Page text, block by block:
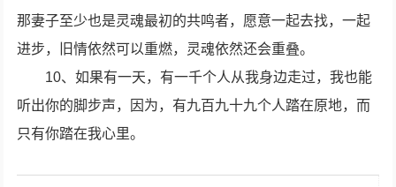
那妻子至少也是灵魂最初的共鸣者，愿意一起去找，一起
进步，旧情依然可以重燃，灵魂依然还会重叠。
10、如果有一天，有一千个人从我身边走过，我也能
听出你的脚步声，因为，有九百九十九个人踏在原地，而
只有你踏在我心里。